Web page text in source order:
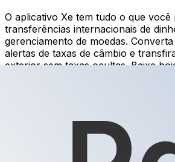
O aplicativo Xe tem tudo o que você
transferências internacionais de
gerenciamento de moedas.
alertas de taxas de câmbio e
exterior sem taxas ocultas. Baixe